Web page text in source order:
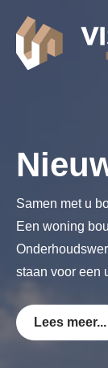
Samen met u
Een woning
staan voor een
Lees meer...